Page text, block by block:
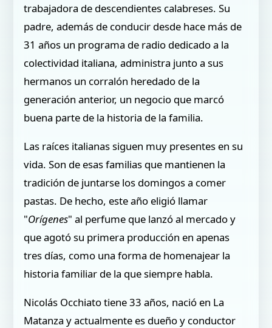
trabajadora de descendientes calabreses. Su
padre, además de conducir desde hace más de
31 años un programa de radio dedicado a la
colectividad italiana, administra junto a sus
hermanos un corralón heredado de la
generación anterior, un negocio que marcó
buena parte de la historia de la familia.
Las raíces italianas siguen muy presentes en su
vida. Son de esas familias que mantienen la
tradición de juntarse los domingos a comer
pastas. De hecho, este año eligió llamar
"Orígenes" al perfume que lanzó al mercado y
que agotó su primera producción en apenas
tres días, como una forma de homenajear la
historia familiar de la que siempre habla.
Nicolás Occhiato tiene 33 años, nació en La
Matanza y actualmente es dueño y conductor